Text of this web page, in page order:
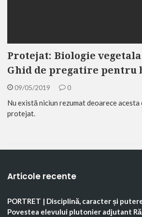
Protejat: Biologie
Ghid de pregatire pentru
09/05/2019 0
Nu există niciun rezumat deoarece
protejat.
Articole recente
PORTRET | Disciplină, caracter și
Povestea elevului plutonier adjutant